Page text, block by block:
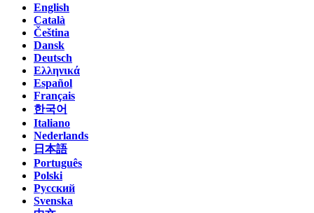
English
Català
Čeština
Dansk
Deutsch
Ελληνικά
Español
Français
한국어
Italiano
Nederlands
日本語
Português
Polski
Русский
Svenska